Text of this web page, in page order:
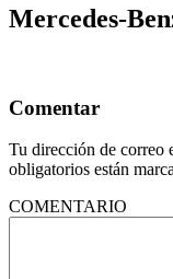
Mercedes-
Comentar
Tu dirección de correo
obligatorios están
COMENTARIO